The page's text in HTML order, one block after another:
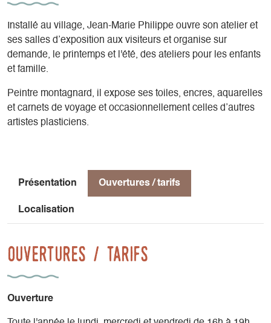
Installé au village, Jean-Marie Philippe ouvre son atelier et
ses salles d’exposition aux visiteurs et organise sur
demande, le printemps et l'été, des ateliers pour les enfants
et famille.
Peintre montagnard, il expose ses toiles, encres, aquarelles
et carnets de voyage et occasionnellement celles d’autres
artistes plasticiens.
Présentation Ouvertures / tarifs
Localisation
Ouvertures / tarifs
Ouverture